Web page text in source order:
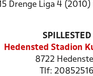
Drenge Liga 4 (2010)
SPILLESTED
Hedensted Stadion
8722
Tlf: 20852516